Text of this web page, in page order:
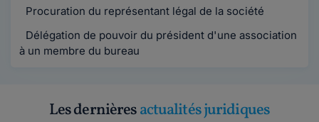
Procuration du représentant légal de la société
Délégation de pouvoir du président d'une association
à un membre du bureau
Les dernièresactualités juridiques